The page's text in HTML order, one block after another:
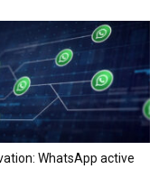
WhatsApp active